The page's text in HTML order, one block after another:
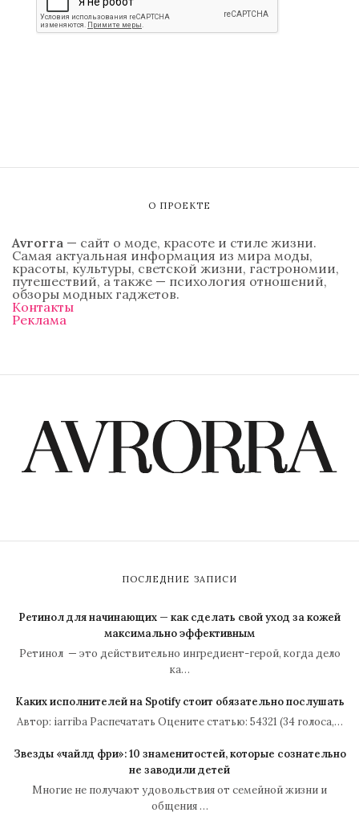
О ПРОЕКТЕ
Avrorra — сайт о моде, красоте и стиле жизни.
Самая актуальная информация из мира моды,
красоты, культуры, светской жизни, гастрономии,
путешествий, а также — психология отношений,
обзоры модных гаджетов.
Контакты
Реклама
ПОСЛЕДНИЕ ЗАПИСИ
Ретинол для начинающих — как сделать свой уход за кожей
максимально эффективным
Ретинол — это действительно ингредиент-герой, когда дело
ка…
Каких исполнителей на Spotify стоит обязательно послушать
Автор: iarriba Распечатать Оцените статью: 54321 (34 голоса,…
Звезды «чайлд фри»: 10 знаменитостей, которые сознательно
не заводили детей
Многие не получают удовольствия от семейной жизни и
общения …